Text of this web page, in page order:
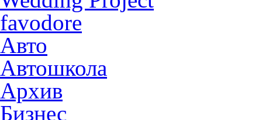
favodore
Авто
Автошкола
Архив
Бизнес